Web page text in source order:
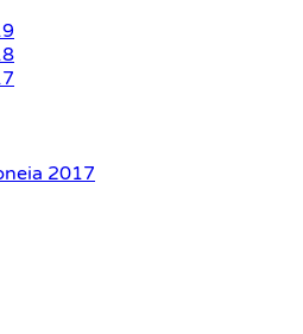
2017